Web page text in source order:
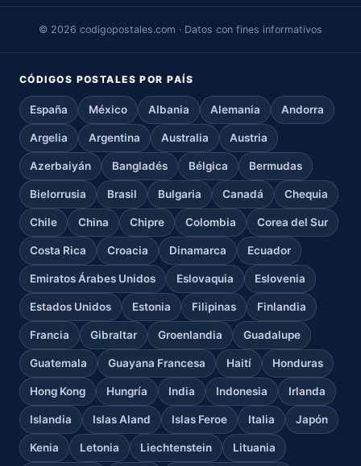
© 2026 codigopostales.com · Datos con fines informativos
CÓDIGOS POSTALES POR PAÍS
España México Albania Alemania Andorra
Argelia Argentina Australia Austria
Azerbaiyán Bangladés Bélgica Bermudas
Bielorrusia Brasil Bulgaria Canadá Chequia
Chile China Chipre Colombia Corea del Sur
Costa Rica Croacia Dinamarca Ecuador
Emiratos Árabes Unidos Eslovaquia Eslovenia
Estados Unidos Estonia Filipinas Finlandia
Francia Gibraltar Groenlandia Guadalupe
Guatemala Guayana Francesa Haití Honduras
Hong Kong Hungría India Indonesia Irlanda
Islandia Islas Aland Islas Feroe Italia Japón
Kenia Letonia Liechtenstein Lituania